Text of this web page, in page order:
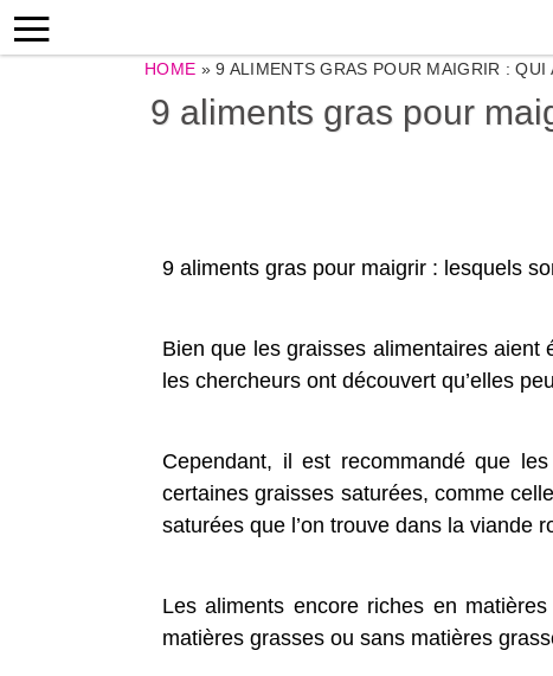
HOME »9 ALIMENTS GRAS POUR MAIGRIR :
9 aliments gras pour
9 aliments gras pour maigrir : lesquels
Bien que les graisses alimentaires
les chercheurs ont découvert qu’elles
Cependant, il est recommandé que
certaines graisses saturées, comme
saturées que l’on trouve dans la viande
Les aliments encore riches en
matières grasses ou sans matières